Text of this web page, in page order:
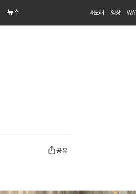
뉴스 새노래 영상
공유